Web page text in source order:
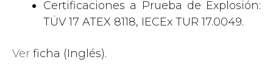
Certificaciones a Prueba de Explosión:
TÜV 17 ATEX 8118, IECEx TUR 17.0049.
Ver ficha (Inglés).